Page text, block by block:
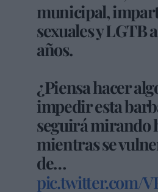
municipal,
sexuales y LGTB
años.
¿Piensa hacer
impedir esta
seguirá mirando
mientras se
de…
pic.twitter.com/